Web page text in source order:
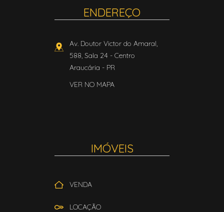
ENDEREÇO
Av. Doutor Victor do Amaral,
588, Sala 24 - Centro
Araucária - PR
VER NO MAPA
IMÓVEIS
VENDA
LOCAÇÃO